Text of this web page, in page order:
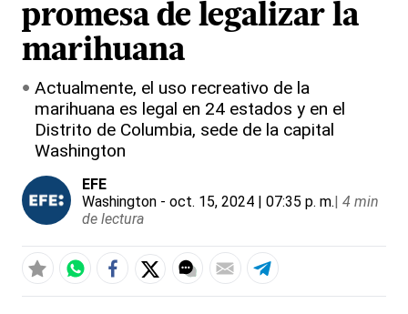
promesa de legalizar la
marihuana
Actualmente, el uso recreativo de la
marihuana es legal en 24 estados y en el
Distrito de Columbia, sede de la capital
Washington
EFE
Washington - oct. 15, 2024 | 07:35 p. m.| 4 min
de lectura